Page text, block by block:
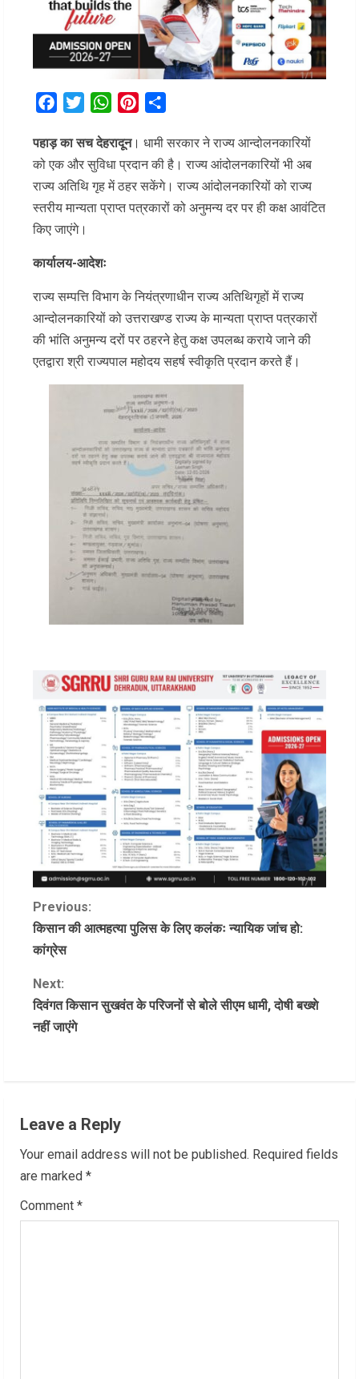
FacebookTwitterWhatsAppPinterest
पहाड़ का सच देहरादून। धामी सरकार ने राज्य आन्दोलनकारियों
को एक और सुविधा प्रदान की है। राज्य आंदोलनकारियों भी अब
राज्य अतिथि गृह में ठहर सकेंगे। राज्य आंदोलनकारियों को राज्य
स्तरीय मान्यता प्राप्त पत्रकारों को अनुमन्य दर पर ही कक्ष आवंटित
किए जाएंगे।
कार्यालय-आदेशः
राज्य सम्पत्ति विभाग के नियंत्रणाधीन राज्य अतिथिगृहों में राज्य
आन्दोलनकारियों को उत्तराखण्ड राज्य के मान्यता प्राप्त पत्रकारों
की भांति अनुमन्य दरों पर ठहरने हेतु कक्ष उपलब्ध कराये जाने की
एतद्वारा श्री राज्यपाल महोदय सहर्ष स्वीकृति प्रदान करते हैं।
C
o
n
t
e
R
e
Previous:
किसान की आत्महत्या पुलिस के लिए कलंकः न्यायिक जांच हो:
कांग्रेस
Next:
दिवंगत किसान सुखवंत के परिजनों से बोले सीएम धामी, दोषी बख्शे
नहीं जाएंगे
Leave a Reply
Your email address will not be published. Required fields
are marked *
Comment *